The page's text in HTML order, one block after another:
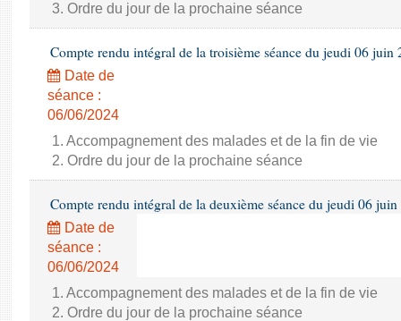
3. Ordre du jour de la prochaine séance
Compte rendu intégral de la troisième séance du jeudi 06 juin
Date de
séance :
06/06/2024
1. Accompagnement des malades et de la fin de vie
2. Ordre du jour de la prochaine séance
Compte rendu intégral de la deuxième séance du jeudi 06
Date de
séance :
06/06/2024
1. Accompagnement des malades et de la fin de vie
2. Ordre du jour de la prochaine séance